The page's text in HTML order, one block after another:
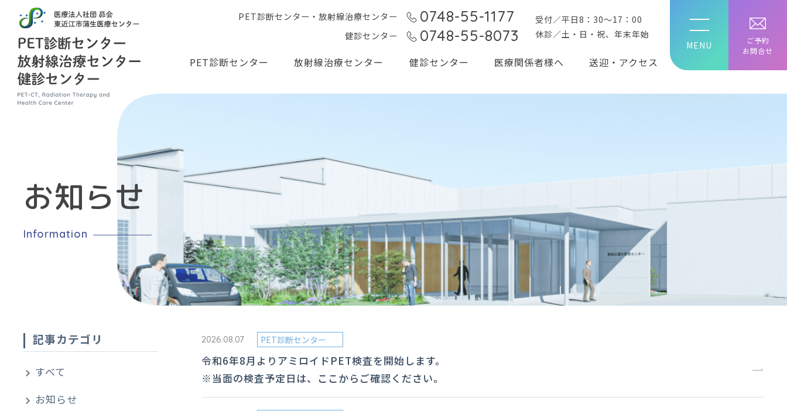
PET診断センター・放射線治療センター 0748-55-1177
健診センター 0748-55-8073
受付／平日8：30～17：00
休診／土・日・祝、年末年始
PET診断センター 放射線治療センター 健診センター 医療関係者様へ 送迎・アクセス
ご予約
お問合せ
お知らせ
Information
2026.08.07 PET診断センター
令和6年8月よりアミロイドPET検査を開始します。
※当面の検査予定日は、ここからご確認ください。
記事カテゴリ
すべて
お知らせ